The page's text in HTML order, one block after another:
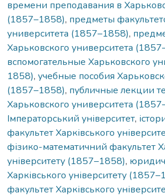
времени преподавания в
(1857–1858), предметы
университета (1857–1858),
Харьковского университета
вспомогательные Харьковского
1858), учебные пособия
(1857–1858), публичные лекции
Харьковского университета
Імператорський університет,
факультет Харківського
фізико-математичний факультет
університету (1857–1858),
Харківського університету
факультет Харківського